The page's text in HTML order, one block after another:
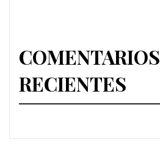
COMENTARIOS
RECIENTES